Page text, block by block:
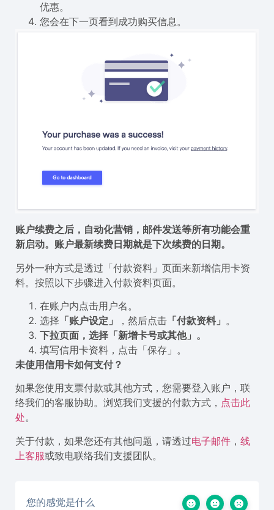
优惠。
您会在下一页看到成功购买信息。
账户续费之后，自动化营销，邮件发送等所有功能会重
新启动。 账户最新续费日期就是下次续费的日期。
另外一种方式是透过「付款资料」页面来新增信用卡资
料。按照以下步骤进入付款资料页面。
在账户内点击用户名。
选择 「账户设定」 ，然后点击 「付款资料」 。
下拉页面，选择 「新增卡号或其他」 。
填写信用卡资料，点击「保存」。
未使用信用卡如何支付？
如果您使用支票付款或其他方式，您需要登入账户，联
络我们的客服协助。浏览我们支援的付款方式， 点击此
处。
关于付款，如果您还有其他问题，请透过电子邮件 ， 线
上客服或致电联络我们支援团队。
您的感觉是什么